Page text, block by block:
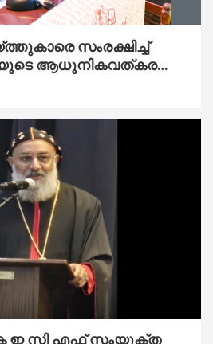
സംരക്ഷിച്ച്
ആധുനികവത്കരണം
സ്പീക്കർ